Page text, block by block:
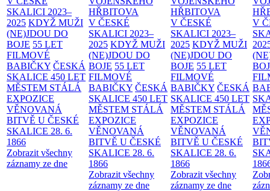
SKALICI 2023–
2025 KDYŽ MUŽI
(NE)JDOU DO
BOJE 55 LET
FILMOVÉ
BABIČKY ČESKÁ
SKALICE 450 LET
MĚSTEM STÁLÁ
EXPOZICE
VĚNOVANÁ
BITVĚ U ČESKÉ
SKALICE 28. 6.
1866
Zobrazit všechny
záznamy ze dne
HŘBITOVA
V ČESKÉ
SKALICI 2023–
2025 KDYŽ MUŽI
(NE)JDOU DO
BOJE 55 LET
FILMOVÉ
BABIČKY ČESKÁ
SKALICE 450 LET
MĚSTEM STÁLÁ
EXPOZICE
VĚNOVANÁ
BITVĚ U ČESKÉ
SKALICE 28. 6.
1866
Zobrazit všechny
záznamy ze dne
HŘBITOVA
V ČESKÉ
SKALICI 2023–
2025 KDYŽ MUŽI
(NE)JDOU DO
BOJE 55 LET
FILMOVÉ
BABIČKY ČESKÁ
SKALICE 450 LET
MĚSTEM STÁLÁ
EXPOZICE
VĚNOVANÁ
BITVĚ U ČESKÉ
SKALICE 28. 6.
1866
Zobrazit všechny
záznamy ze dne
V